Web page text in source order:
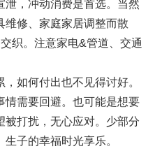
，冲动消费是首选。当然
维修、家庭家居调整而散
织。注意家电&管道、交通
如何付出也不见得讨好。
情需要回避。也可能是想要
被打扰，无心应对。少部分
子的幸福时光享乐。